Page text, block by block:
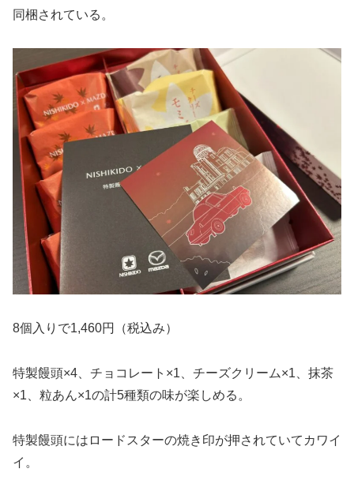
同梱されている。
8個入りで1,460円（税込み）
特製饅頭×4、チョコレート×1、チーズクリーム×1、抹茶
×1、粒あん×1の計5種類の味が楽しめる。
特製饅頭にはロードスターの焼き印が押されていてカワイ
イ。